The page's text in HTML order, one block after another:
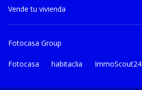
Vende tu vivienda
Fotocasa Group
Fotocasa habitaclia ImmoScout24